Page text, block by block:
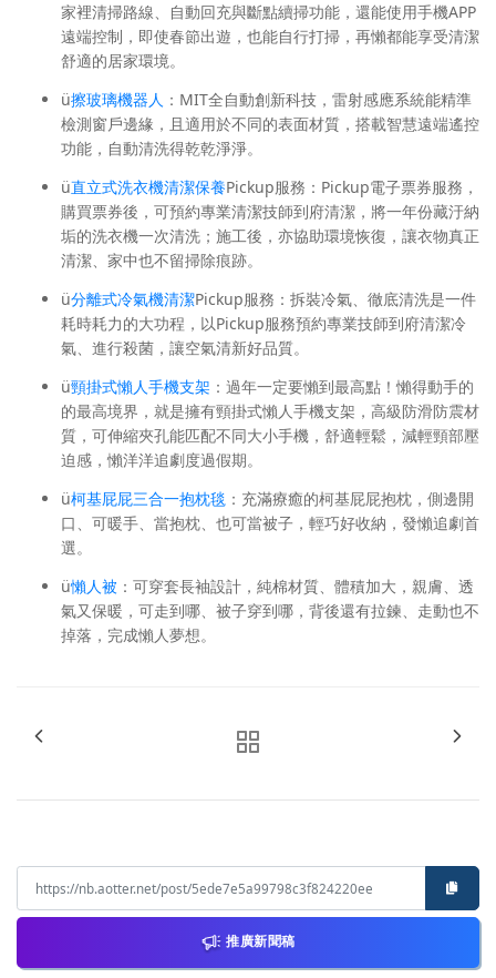
家裡清掃路線、自動回充與斷點續掃功能，還能使用手機APP
遠端控制，即使春節出遊，也能自行打掃，再懶都能享受清潔
舒適的居家環境。
ü擦玻璃機器人 ：MIT全自動創新科技，雷射感應系統能精準
檢測窗戶邊緣，且適用於不同的表面材質，搭載智慧遠端遙控
功能，自動清洗得乾乾淨淨。
ü直立式洗衣機清潔保養Pickup服務：Pickup電子票券服務，
購買票券後，可預約專業清潔技師到府清潔，將一年份藏汙納
垢的洗衣機一次清洗；施工後，亦協助環境恢復，讓衣物真正
清潔、家中也不留掃除痕跡。
ü分離式冷氣機清潔Pickup服務：拆裝冷氣、徹底清洗是一件
耗時耗力的大功程，以Pickup服務預約專業技師到府清潔冷
氣、進行殺菌，讓空氣清新好品質。
ü頸掛式懶人手機支架 ：過年一定要懶到最高點！懶得動手的
的最高境界，就是擁有頸掛式懶人手機支架，高級防滑防震材
質，可伸縮夾孔能匹配不同大小手機，舒適輕鬆，減輕頸部壓
迫感，懶洋洋追劇度過假期。
ü柯基屁屁三合一抱枕毯 ：充滿療癒的柯基屁屁抱枕，側邊開
口、可暖手、當抱枕、也可當被子，輕巧好收納，發懶追劇首
選。
ü懶人被 ：可穿套長袖設計，純棉材質、體積加大，親膚、透
氣又保暖，可走到哪、被子穿到哪，背後還有拉鍊、走動也不
掉落，完成懶人夢想。
推廣新聞稿